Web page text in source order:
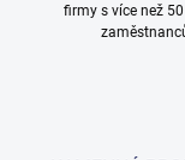
firmy s více než 50